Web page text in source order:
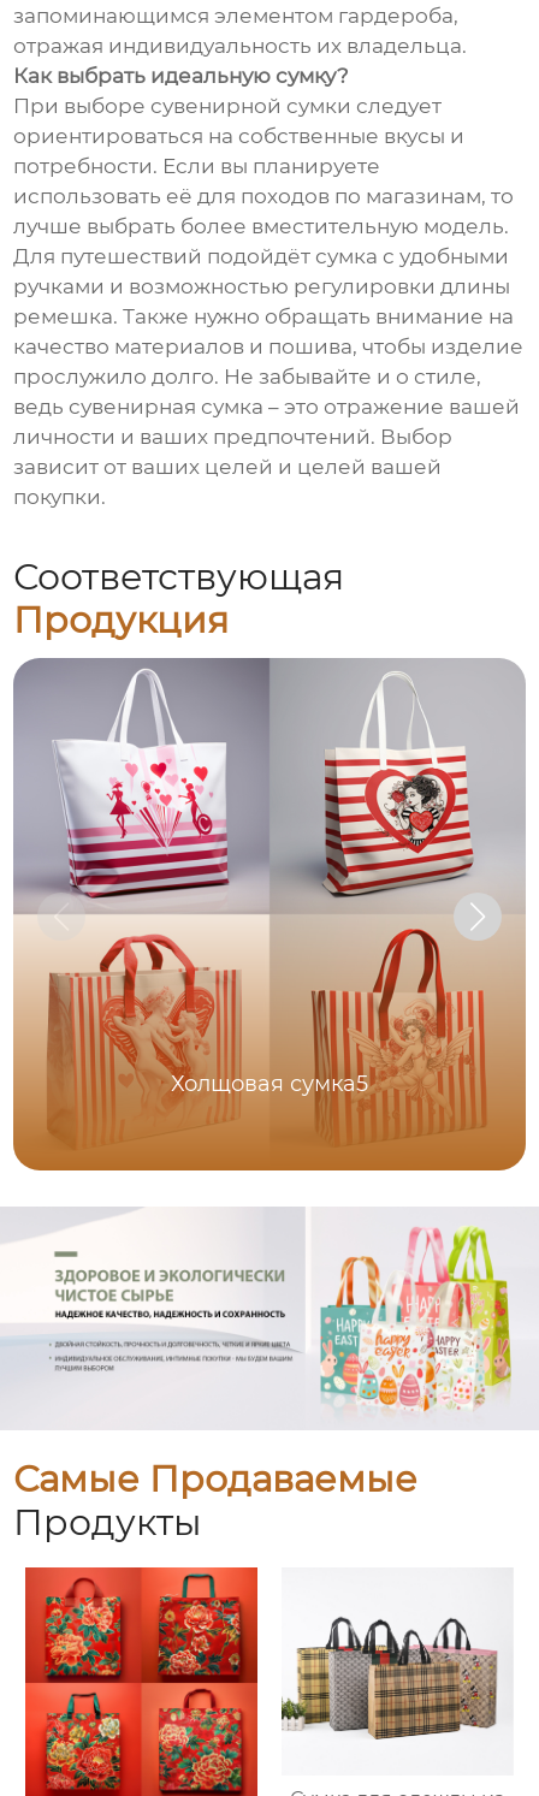
запоминающимся элементом гардероба,
отражая индивидуальность их владельца.
Как выбрать идеальную сумку?
При выборе сувенирной сумки следует
ориентироваться на собственные вкусы и
потребности. Если вы планируете
использовать её для походов по магазинам, то
лучше выбрать более вместительную модель.
Для путешествий подойдёт сумка с удобными
ручками и возможностью регулировки длины
ремешка. Также нужно обращать внимание на
качество материалов и пошива, чтобы изделие
прослужило долго. Не забывайте и о стиле,
ведь сувенирная сумка – это отражение вашей
личности и ваших предпочтений. Выбор
зависит от ваших целей и целей вашей
покупки.
Соответствующая
Продукция
Холщовая сумка5
Самые Продаваемые
Продукты